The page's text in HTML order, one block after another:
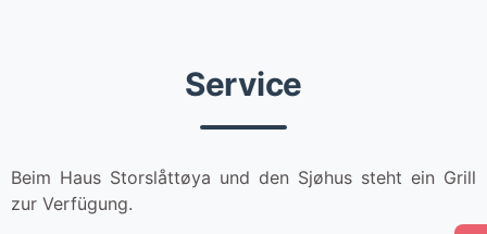
Service
Beim Haus Storslåttøya und den Sjøhus steht ein Grill
zur Verfügung.